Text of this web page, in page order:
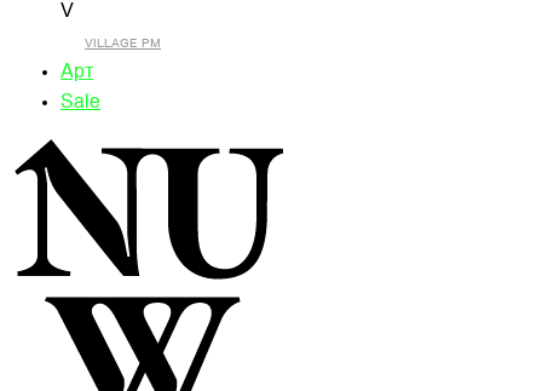
V
VILLAGE PM
Арт
Sale